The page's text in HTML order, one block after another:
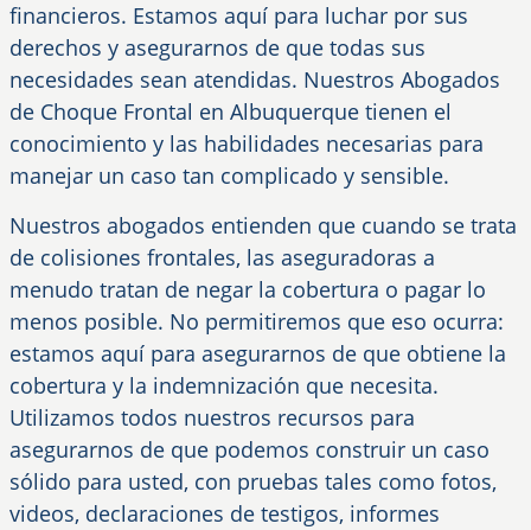
financieros. Estamos aquí para luchar por sus
derechos y asegurarnos de que todas sus
necesidades sean atendidas. Nuestros Abogados
de Choque Frontal en Albuquerque tienen el
conocimiento y las habilidades necesarias para
manejar un caso tan complicado y sensible.
Nuestros abogados entienden que cuando se trata
de colisiones frontales, las aseguradoras a
menudo tratan de negar la cobertura o pagar lo
menos posible. No permitiremos que eso ocurra:
estamos aquí para asegurarnos de que obtiene la
cobertura y la indemnización que necesita.
Utilizamos todos nuestros recursos para
asegurarnos de que podemos construir un caso
sólido para usted, con pruebas tales como fotos,
videos, declaraciones de testigos, informes